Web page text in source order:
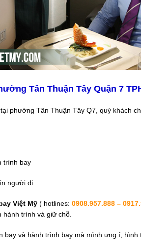
Tân Thuận Tây Quận 7
phường Tân Thuận Tây Q7, quý khách
trình bay
người đi
Việt Mỹ ( hotlines: 0908.957.888 –
trình và giữ chỗ.
bay và hành trình bay mà mình ưng í, hình